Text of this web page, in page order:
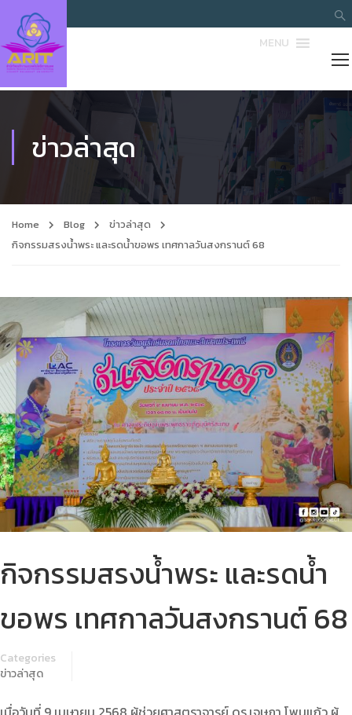
MENU
ข่าวล่าสุด
Home Blog
ข่าวล่าสุด
กิจกรรมสรงน้ำพระ และรดน้ำขอพร เทศกาลวันสงกรานต์ 68
กิจกรรมสรงน้ำพระ และรดน้ำ
ขอพร เทศกาลวันสงกรานต์ 68
Categories
ข่าวล่าสุด